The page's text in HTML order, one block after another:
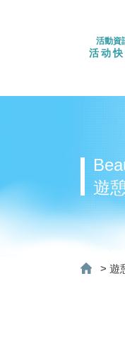
活動資
活动
遊
> 遊